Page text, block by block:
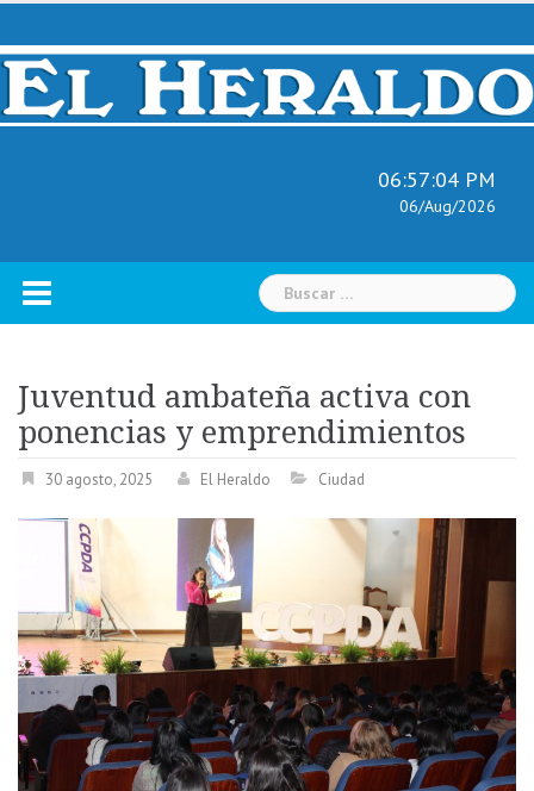
Skip
content
06:57:05 PM
06/Aug/2026
Buscar:
Juventud ambateña activa con
ponencias y emprendimientos
30 agosto, 2025 El Heraldo Ciudad